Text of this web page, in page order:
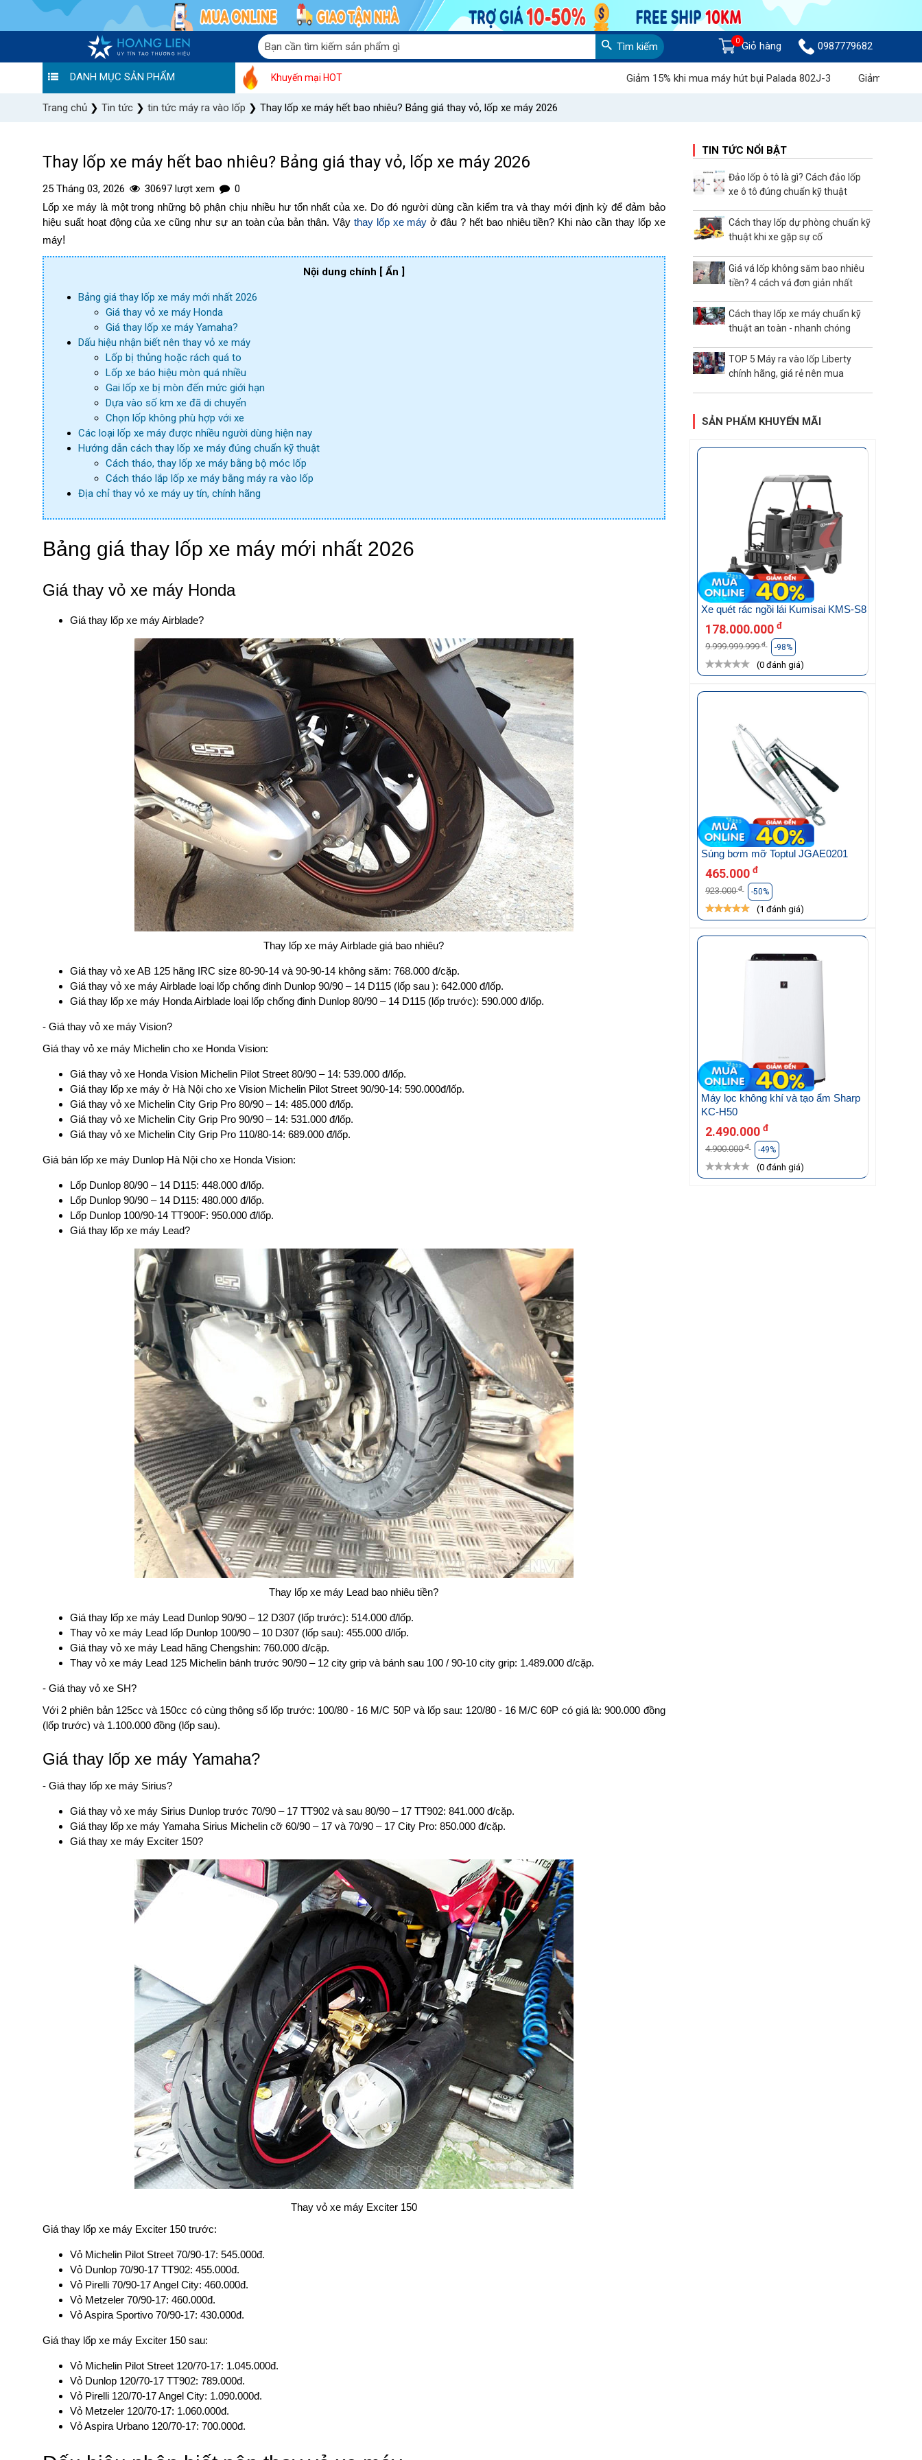
Tìm kiếm 0 Giỏ hàng 0987779682
DANH MỤC SẢN PHẨM Khuyến mại HOT Giảm 15% khi mua máy hút bụi Palada 802J-3 Giảm giá lên đến 1 triệu
Trang chủ ❯ Tin tức ❯ tin tức máy ra vào lốp ❯ Thay lốp xe máy hết bao nhiêu? Bảng giá thay vỏ, lốp xe máy 2026
Thay lốp xe máy hết bao nhiêu? Bảng giá thay vỏ, lốp xe máy 2026
25 Tháng 03, 2026 30697 lượt xem 0
Lốp xe máy là một trong những bộ phận chịu nhiều hư tổn nhất của xe. Do đó người dùng cần kiểm tra và thay mới định kỳ để đảm bảo
hiệu suất hoạt động của xe cũng như sự an toàn của bản thân. Vậy thay lốp xe máy ở đâu ? hết bao nhiêu tiền? Khi nào cần thay lốp xe
máy!
Nội dung chính [ Ẩn ]
Bảng giá thay lốp xe máy mới nhất 2026
Giá thay vỏ xe máy Honda
Giá thay lốp xe máy Yamaha?
Dấu hiệu nhận biết nên thay vỏ xe máy
Lốp bị thủng hoặc rách quá to
Lốp xe báo hiệu mòn quá nhiều
Gai lốp xe bị mòn đến mức giới hạn
Dựa vào số km xe đã di chuyển
Chọn lốp không phù hợp với xe
Các loại lốp xe máy được nhiều người dùng hiện nay
Hướng dẫn cách thay lốp xe máy đúng chuẩn kỹ thuật
Cách tháo, thay lốp xe máy bằng bộ móc lốp
Cách tháo lắp lốp xe máy bằng máy ra vào lốp
Địa chỉ thay vỏ xe máy uy tín, chính hãng
Bảng giá thay lốp xe máy mới nhất 2026
Giá thay vỏ xe máy Honda
Giá thay lốp xe máy Airblade?
Thay lốp xe máy Airblade giá bao nhiêu?
Giá thay vỏ xe AB 125 hãng IRC size 80-90-14 và 90-90-14 không săm: 768.000 đ/cặp.
Giá thay vỏ xe máy Airblade loại lốp chống đinh Dunlop 90/90 – 14 D115 (lốp sau ): 642.000 đ/lốp.
Giá thay lốp xe máy Honda Airblade loại lốp chống đinh Dunlop 80/90 – 14 D115 (lốp trước): 590.000 đ/lốp.
- Giá thay vỏ xe máy Vision?
Giá thay vỏ xe máy Michelin cho xe Honda Vision:
Giá thay vỏ xe Honda Vision Michelin Pilot Street 80/90 – 14: 539.000 đ/lốp.
Giá thay lốp xe máy ở Hà Nội cho xe Vision Michelin Pilot Street 90/90-14: 590.000đ/lốp.
Giá thay vỏ xe Michelin City Grip Pro 80/90 – 14: 485.000 đ/lốp.
Giá thay vỏ xe Michelin City Grip Pro 90/90 – 14: 531.000 đ/lốp.
Giá thay vỏ xe Michelin City Grip Pro 110/80-14: 689.000 đ/lốp.
Giá bán lốp xe máy Dunlop Hà Nội cho xe Honda Vision:
Lốp Dunlop 80/90 – 14 D115: 448.000 đ/lốp.
Lốp Dunlop 90/90 – 14 D115: 480.000 đ/lốp.
Lốp Dunlop 100/90-14 TT900F: 950.000 đ/lốp.
Giá thay lốp xe máy Lead?
Thay lốp xe máy Lead bao nhiêu tiền?
Giá thay lốp xe máy Lead Dunlop 90/90 – 12 D307 (lốp trước): 514.000 đ/lốp.
Thay vỏ xe máy Lead lốp Dunlop 100/90 – 10 D307 (lốp sau): 455.000 đ/lốp.
Giá thay vỏ xe máy Lead hãng Chengshin: 760.000 đ/cặp.
Thay vỏ xe máy Lead 125 Michelin bánh trước 90/90 – 12 city grip và bánh sau 100 / 90-10 city grip: 1.489.000 đ/cặp.
- Giá thay vỏ xe SH?
Với 2 phiên bản 125cc và 150cc có cùng thông số lốp trước: 100/80 - 16 M/C 50P và lốp sau: 120/80 - 16 M/C 60P có giá là: 900.000 đồng
(lốp trước) và 1.100.000 đồng (lốp sau).
Giá thay lốp xe máy Yamaha?
- Giá thay lốp xe máy Sirius?
Giá thay vỏ xe máy Sirius Dunlop trước 70/90 – 17 TT902 và sau 80/90 – 17 TT902: 841.000 đ/cặp.
Giá thay lốp xe máy Yamaha Sirius Michelin cỡ 60/90 – 17 và 70/90 – 17 City Pro: 850.000 đ/cặp.
Giá thay xe máy Exciter 150?
Thay vỏ xe máy Exciter 150
Giá thay lốp xe máy Exciter 150 trước:
Vỏ Michelin Pilot Street 70/90-17: 545.000đ.
Vỏ Dunlop 70/90-17 TT902: 455.000đ.
Vỏ Pirelli 70/90-17 Angel City: 460.000đ.
Vỏ Metzeler 70/90-17: 460.000đ.
Vỏ Aspira Sportivo 70/90-17: 430.000đ.
Giá thay lốp xe máy Exciter 150 sau:
Vỏ Michelin Pilot Street 120/70-17: 1.045.000đ.
Vỏ Dunlop 120/70-17 TT902: 789.000đ.
Vỏ Pirelli 120/70-17 Angel City: 1.090.000đ.
Vỏ Metzeler 120/70-17: 1.060.000đ.
Vỏ Aspira Urbano 120/70-17: 700.000đ.
TIN TỨC NỔI BẬT
Đảo lốp ô tô là gì? Cách đảo lốp
xe ô tô đúng chuẩn kỹ thuật
Cách thay lốp dự phòng chuẩn kỹ
thuật khi xe gặp sự cố
Giá vá lốp không săm bao nhiêu
tiền? 4 cách vá đơn giản nhất
Cách thay lốp xe máy chuẩn kỹ
thuật an toàn - nhanh chóng
TOP 5 Máy ra vào lốp Liberty
chính hãng, giá rẻ nên mua
SẢN PHẨM KHUYẾN MÃI
Xe quét rác ngồi lái Kumisai KMS-S8
178.000.000 đ
9.999.999.999đ -98%
(0 đánh giá)
Súng bơm mỡ Toptul JGAE0201
465.000 đ
923.000đ -50%
(1 đánh giá)
Máy lọc không khí và tạo ẩm Sharp
KC-H50
2.490.000 đ
4.900.000đ -49%
(0 đánh giá)